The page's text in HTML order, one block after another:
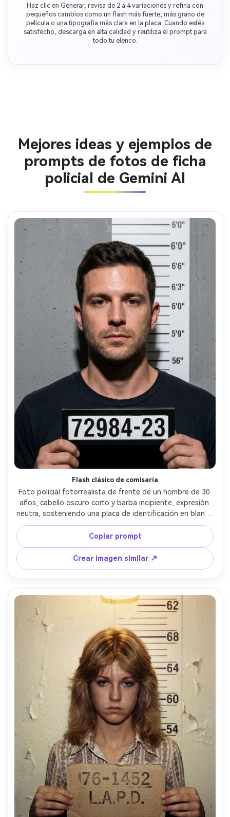
Haz clic en Generar, revisa de 2 a 4 variaciones y refina con
pequeños cambios como un flash más fuerte, más grano de
película o una tipografía más clara en la placa. Cuando estés
satisfecho, descarga en alta calidad y reutiliza el prompt para
todo tu elenco.
Mejores ideas y ejemplos de
prompts de fotos de ficha
policial de Gemini AI
Flash clásico de comisaría
Foto policial fotorrealista de frente de un hombre de 30
años, cabello oscuro corto y barba incipiente, expresión
neutra, sosteniendo una placa de identificación en blanco
y negro con un número simple, pared de tabla de alturas
gris detrás, flash directo duro con sombras marcadas
bajo la barbilla, ligero sudor en la piel, tomada con Sony
A7IV y lente 85mm, encuadre cerrado de pecho hacia
arriba, enfoque nítido, grano de película sutil, gradación
de color realista --ar 4:5
Copiar prompt
Crear imagen similar ↗